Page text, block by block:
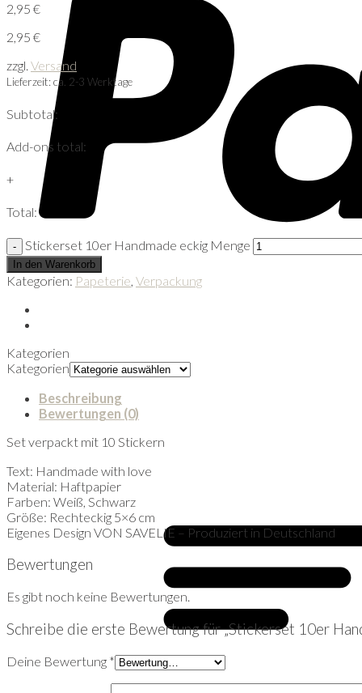
2,95 €
2,95 €
zzgl. Versand
Lieferzeit: ca. 2-3 Werktage
Subtotal:
Add-ons total:
+
Total:
Stickerset 10er Handmade eckig Menge
In den Warenkorb
Kategorien: Papeterie Verpackung
Kategorien
Kategorien
Beschreibung
Bewertungen (0)
Set verpackt mit 10 Stickern
Text: Handmade with love
Material: Haftpapier
Farben: Weiß, Schwarz
Größe: Rechteckig 5×6 cm
Eigenes Design VON SAVELIE – Produziert in Deutschland
Bewertungen
Es gibt noch keine Bewertungen.
Schreibe die erste Bewertung für „Stickerset 10er
Deine Bewertung *